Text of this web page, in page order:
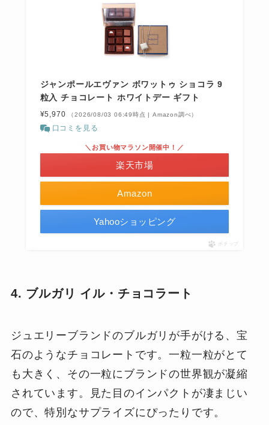
ジャンポールエヴァン ボワットゥ ショコラ 9
粒入 チョコレート ホワイトデー ギフト
¥5,970 （2026/08/03 06:49時点 | Amazon調べ）
口コミを見る
Amazon
＼お買い物マラソン開催中！／
楽天市場
Yahooショッピング
ポチップ
4. ブルガリ イル・チョコラート
ジュエリーブランドのブルガリが手がける、宝
石のようなチョコレートです。一粒一粒がとて
も大きく、その一粒にブランドの世界観が凝縮
されています。見た目のインパクトが凄まじい
ので、特別なサプライズにぴったりです。